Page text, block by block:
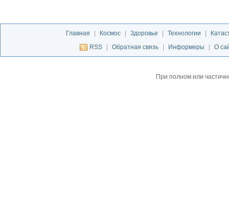
Главная Космос Здоровье Технологии
RSS
Обратная связь Информеры О
При полном или